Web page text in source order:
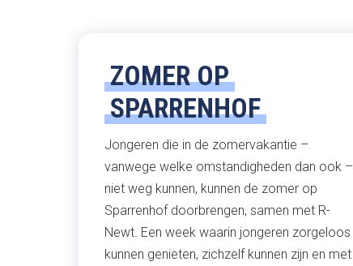
ZOMER OP
SPARRENHOF
Jongeren die in de zomervakantie –
vanwege welke omstandigheden dan ook –
niet weg kunnen, kunnen de zomer op
Sparrenhof doorbrengen, samen met R-
Newt. Een week waarin jongeren zorgeloos
kunnen genieten, zichzelf kunnen zijn en met